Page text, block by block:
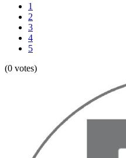
1
2
3
4
5
(0 votes)